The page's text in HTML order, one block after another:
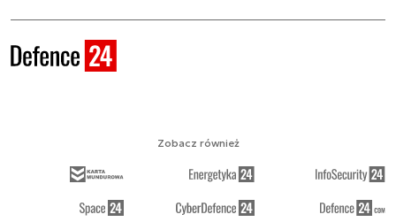
Zobacz również